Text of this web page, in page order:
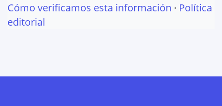
Cómo verificamos esta información · Política
editorial